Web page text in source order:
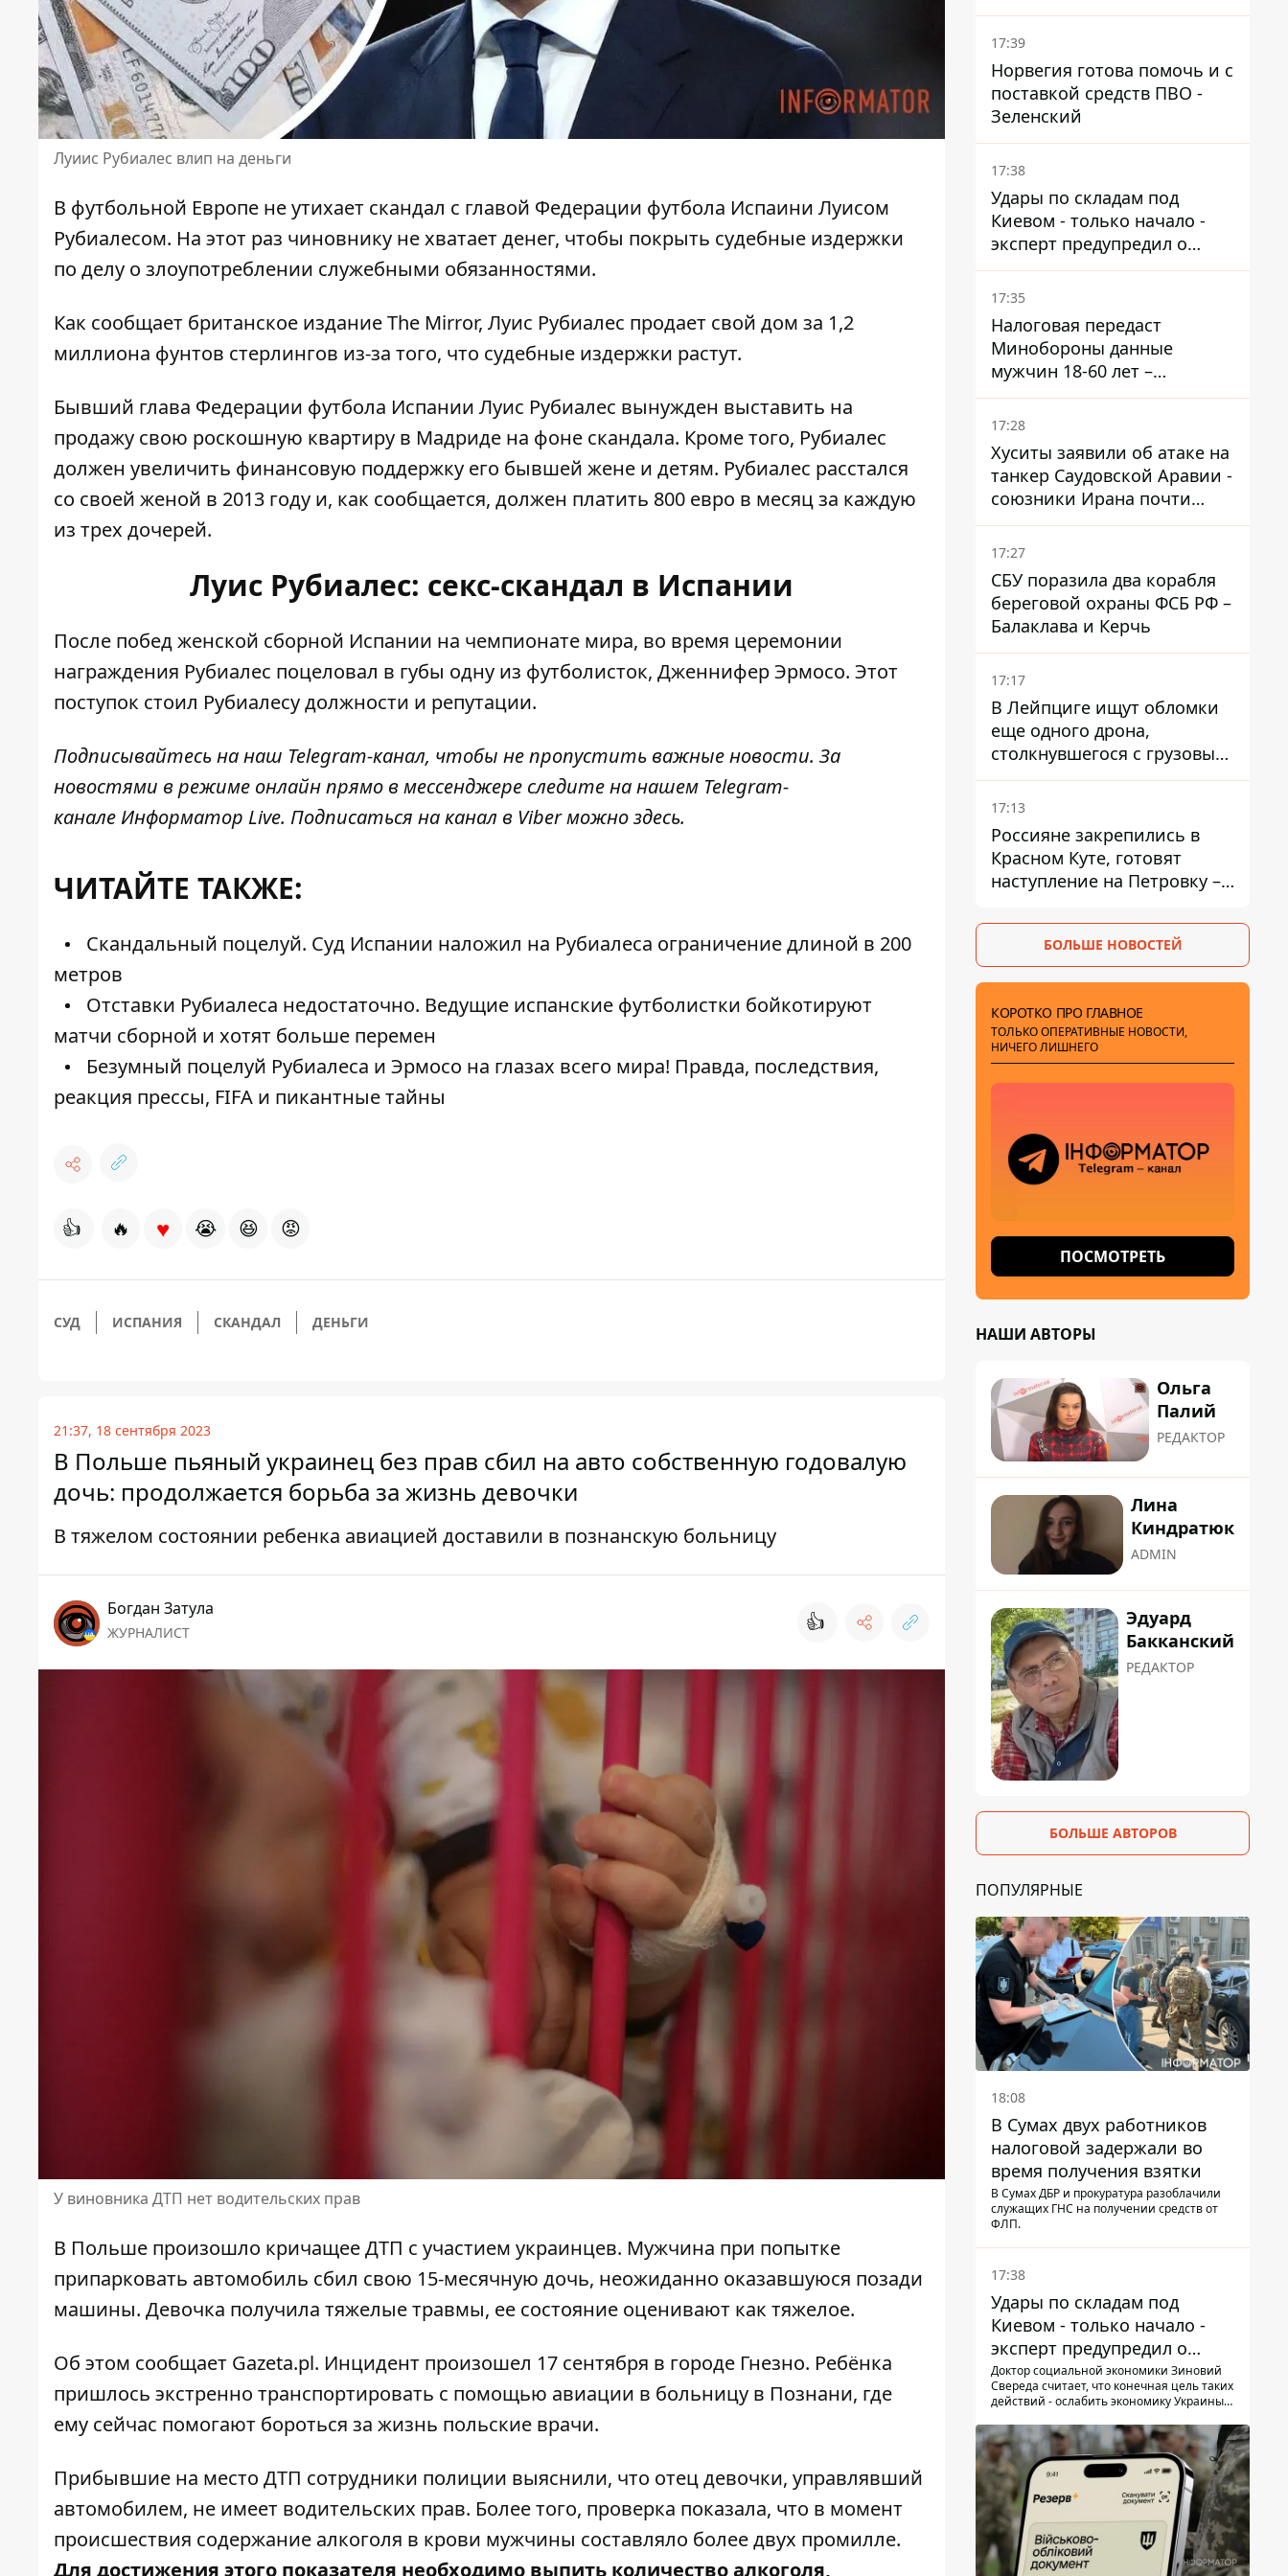
Луиис Рубиалес влип на деньги
В футбольной Европе не утихает скандал с главой Федерации футбола Испаини Луисом
Рубиалесом. На этот раз чиновнику не хватает денег, чтобы покрыть судебные издержки
по делу о злоупотреблении служебными обязанностями.
Как сообщает британское изданиеThe Mirror, Луис Рубиалес продает свой дом за 1,2
миллиона фунтов стерлингов из-за того, что судебные издержки растут.
Бывший глава Федерации футбола Испании Луис Рубиалес вынужден выставить на
продажу свою роскошную квартиру в Мадриде на фоне скандала. Кроме того, Рубиалес
должен увеличить финансовую поддержку его бывшей жене и детям. Рубиалес расстался
со своей женой в 2013 году и, как сообщается, должен платить 800 евро в месяц за каждую
из трех дочерей.
Луис Рубиалес: секс-скандал в Испании
После побед женской сборной Испании на чемпионате мира, во время церемонии
награждения Рубиалес поцеловал в губы одну из футболисток, Дженнифер Эрмосо. Этот
поступок стоил Рубиалесу должности и репутации.
Подписывайтесь на наш Telegram-канал, чтобы не пропустить важные новости. За
новостями в режиме онлайн прямо в мессенджере следите на нашем Telegram-
канале Информатор Live. Подписаться на канал в Viber можноздесь.
ЧИТАЙТЕ ТАКЖЕ:
Скандальный поцелуй. Суд Испании наложил на Рубиалеса ограничение длиной в 200
метров
Отставки Рубиалеса недостаточно. Ведущие испанские футболистки бойкотируют
матчи сборной и хотят больше перемен
Безумный поцелуй Рубиалеса и Эрмосо на глазах всего мира! Правда, последствия,
реакция прессы, FIFA и пикантные тайны
👍 🔥 ♥ 😭 😆 😡
СУД ИСПАНИЯ СКАНДАЛ ДЕНЬГИ
21:37, 18 сентября 2023
В Польше пьяный украинец без прав сбил на авто собственную годовалую
дочь: продолжается борьба за жизнь девочки
В тяжелом состоянии ребенка авиацией доставили в познанскую больницу
Богдан Затула
ЖУРНАЛИСТ 👍
У виновника ДТП нет водительских прав
В Польше произошло кричащее ДТП с участием украинцев. Мужчина при попытке
припарковать автомобиль сбил свою 15-месячную дочь, неожиданно оказавшуюся позади
машины. Девочка получила тяжелые травмы, ее состояние оценивают как тяжелое.
Об этом сообщает Gazeta.pl. Инцидент произошел 17 сентября в городе Гнезно. Ребёнка
пришлось экстренно транспортировать с помощью авиации в больницу в Познани, где
ему сейчас помогают бороться за жизнь польские врачи.
Прибывшие на место ДТП сотрудники полиции выяснили, что отец девочки, управлявший
автомобилем, не имеет водительских прав. Более того, проверка показала, что в момент
происшествия содержание алкоголя в крови мужчины составляло более двух промилле.
Для достижения этого показателя необходимо выпить количество алкоголя,
танкеров РФ
17:39
Норвегия готова помочь и с
поставкой средств ПВО -
Зеленский
17:38
Удары по складам под
Киевом - только начало -
эксперт предупредил о
новой угрозе
17:35
Налоговая передаст
Минобороны данные
мужчин 18-60 лет –
постановление Кабмина
17:28
Хуситы заявили об атаке на
танкер Саудовской Аравии -
союзники Ирана почти
закрыли Баб-эль-
Мандебский пролив
17:27
СБУ поразила два корабля
береговой охраны ФСБ РФ –
Балаклава и Керчь
17:17
В Лейпциге ищут обломки
еще одного дрона,
столкнувшегося с грузовым
самолетом
17:13
Россияне закрепились в
Красном Куте, готовят
наступление на Петровку –
направлении есть угроза
обхода позиций ВСУ
БОЛЬШЕ НОВОСТЕЙ
КОРОТКО ПРО ГЛАВНОЕ
ТОЛЬКО ОПЕРАТИВНЫЕ НОВОСТИ,
НИЧЕГО ЛИШНЕГО
ПОСМОТРЕТЬ
НАШИ АВТОРЫ
Ольга
Палий
РЕДАКТОР
Лина
Киндратюк
ADMIN
Эдуард
Бакканский
РЕДАКТОР
БОЛЬШЕ АВТОРОВ
ПОПУЛЯРНЫЕ
18:08
В Сумах двух работников
налоговой задержали во
время получения взятки
В Сумах ДБР и прокуратура разоблачили
служащих ГНС на получении средств от
ФЛП.
17:38
Удары по складам под
Киевом - только начало -
эксперт предупредил о
новой угрозе
Доктор социальной экономики Зиновий
Свереда считает, что конечная цель таких
действий - ослабить экономику Украины и
регионы